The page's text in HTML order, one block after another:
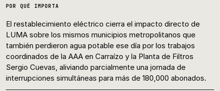
POR QUÉ IMPORTA
El restablecimiento eléctrico cierra el impacto directo de
LUMA sobre los mismos municipios metropolitanos que
también perdieron agua potable ese día por los trabajos
coordinados de la AAA en Carraízo y la Planta de Filtros
Sergio Cuevas, aliviando parcialmente una jornada de
interrupciones simultáneas para más de 180,000 abonados.